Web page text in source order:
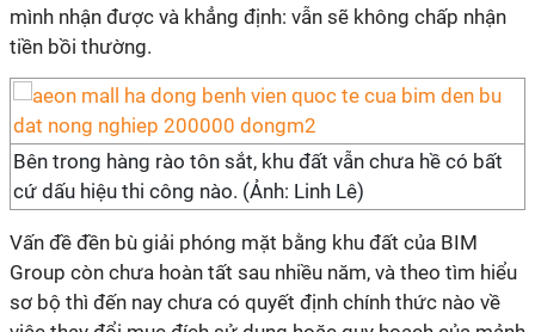
mình nhận được và khẳng định: vẫn sẽ không chấp nhận
tiền bồi thường.
Bên trong hàng rào tôn sắt, khu đất vẫn chưa hề có bất
cứ dấu hiệu thi công nào. (Ảnh: Linh Lê)
Vấn đề đền bù giải phóng mặt bằng khu đất của BIM
Group còn chưa hoàn tất sau nhiều năm, và theo tìm hiểu
sơ bộ thì đến nay chưa có quyết định chính thức nào về